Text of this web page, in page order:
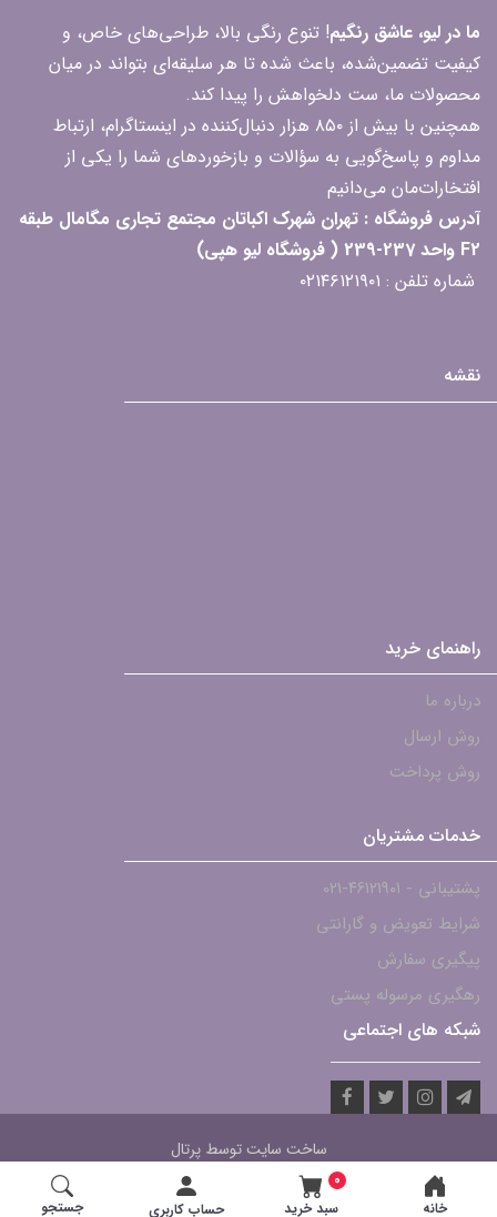
خانه
0
سبد خرید
حساب کاربری جستجو
ما در لیو، عاشق رنگیم! تنوع رنگی بالا، طراحی‌های خاص، و
کیفیت تضمین‌شده، باعث شده تا هر سلیقه‌ای بتواند در میان
محصولات ما، ست دلخواهش را پیدا کند.
همچنین با بیش از ۸۵۰ هزار دنبال‌کننده در اینستاگرام، ارتباط
مداوم و پاسخ‌گویی به سؤالات و بازخوردهای شما را یکی از
افتخارات‌مان می‌دانیم
آدرس فروشگاه : تهران شهرک اکباتان مجتمع تجاری مگامال طبقه
F2 واحد 237-239 ( فروشگاه لیو هپی)
شماره تلفن : ۰۲۱۴۶۱۲۱۹۰۱
نقشه
راهنمای خرید
درباره ما
روش ارسال
روش پرداخت
خدمات مشتریان
پشتیبانی - ۴۶۱۲۱۹۰۱-021
شرایط تعویض و گارانتی
پیگیری سفارش
رهگیری مرسوله پستی
شبکه های اجتماعی
ساخت سایت توسطپرتال